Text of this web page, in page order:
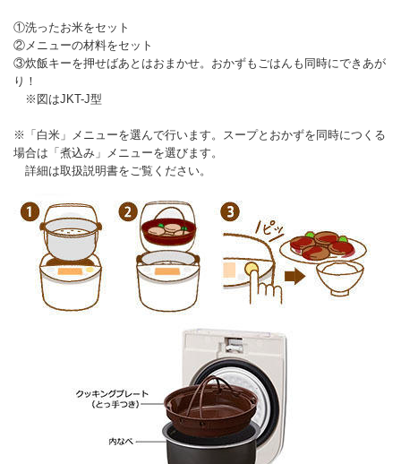
①洗ったお米をセット
②メニューの材料をセット
③炊飯キーを押せばあとはおまかせ。おかずもごはんも同時にできあが
り！
※図はJKT-J型
※「白米」メニューを選んで行います。スープとおかずを同時につくる
場合は「煮込み」メニューを選びます。
詳細は取扱説明書をご覧ください。